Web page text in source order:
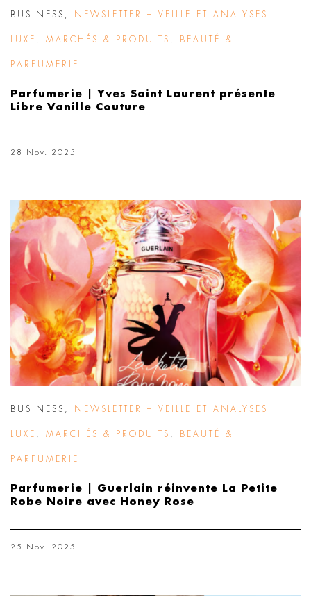
BUSINESS NEWSLETTER – VEILLE ET ANALYSES
LUXE MARCHÉS & PRODUITS BEAUTÉ &
PARFUMERIE
Parfumerie | Yves Saint Laurent présente
Libre Vanille Couture
28 Nov. 2025
BUSINESS NEWSLETTER – VEILLE ET ANALYSES
LUXE MARCHÉS & PRODUITS BEAUTÉ &
PARFUMERIE
Parfumerie | Guerlain réinvente La Petite
Robe Noire avec Honey Rose
25 Nov. 2025